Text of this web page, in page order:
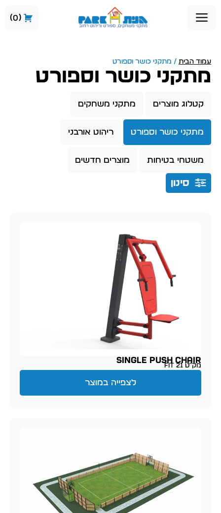
0
עמוד הבית / מתקני כושר וספורט
מתקני כושר וספורט
קטלוג מוצרים מתקני משחקים
מתקני כושר וספורט ריהוט אורבני
משטחי בטיחות מוצרים חדשים
סינון
SINGLE PUSH CHAIR
מק״ט FIT 21
לצפייה במוצר